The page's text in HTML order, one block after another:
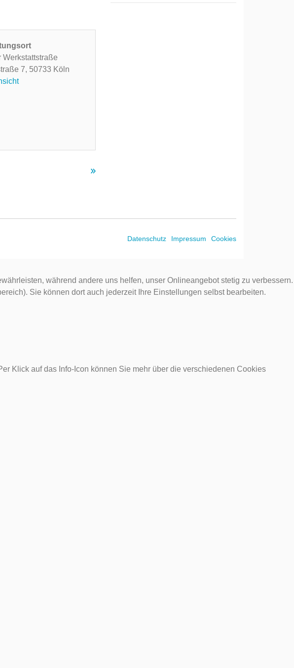
Werkstattstraße
7, 50733 Köln
Datenschutz Impressum Cookies
während andere uns helfen, unser Onlineangebot stetig zu verbessern.
Sie können dort auch jederzeit Ihre Einstellungen selbst bearbeiten.
Klick auf das Info-Icon können Sie mehr über die verschiedenen Cookies